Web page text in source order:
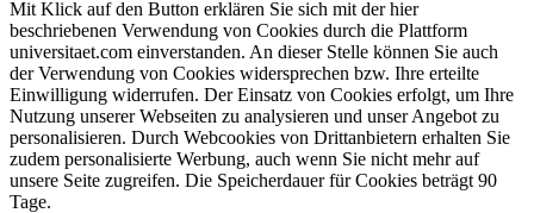
Mit Klick auf den Button erklären Sie sich mit der hier
beschriebenen Verwendung von Cookies durch die Plattform
universitaet.com einverstanden. An dieser Stelle können Sie auch
der Verwendung von Cookies widersprechen bzw. Ihre erteilte
Einwilligung widerrufen. Der Einsatz von Cookies erfolgt, um Ihre
Nutzung unserer Webseiten zu analysieren und unser Angebot zu
personalisieren. Durch Webcookies von Drittanbietern erhalten Sie
zudem personalisierte Werbung, auch wenn Sie nicht mehr auf
unsere Seite zugreifen. Die Speicherdauer für Cookies beträgt 90
Tage.